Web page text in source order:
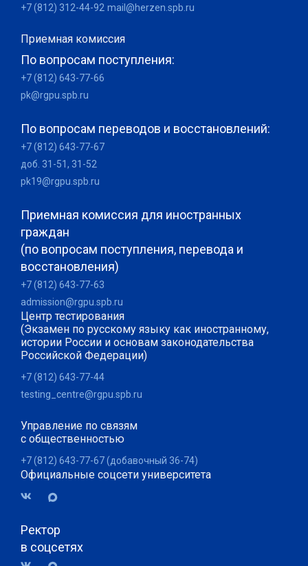
+7 (812) 312-44-92 mail@herzen.spb.ru
Приемная комиссия
По вопросам поступления:
+7 (812) 643-77-66
pk@rgpu.spb.ru
По вопросам переводов и восстановлений:
+7 (812) 643-77-67
доб. 31-51, 31-52
pk19@rgpu.spb.ru
Приемная комиссия для иностранных
граждан
(по вопросам поступления, перевода и
восстановления)
+7 (812) 643-77-63
admission@rgpu.spb.ru
Центр тестирования
(Экзамен по русскому языку как иностранному,
истории России и основам законодательства
Российской Федерации)
+7 (812) 643-77-44
testing_centre@rgpu.spb.ru
Управление по связям
с общественностью
+7 (812) 643-77-67 (добавочный 36-74)
Официальные соцсети университета
Ректор
в соцсетях